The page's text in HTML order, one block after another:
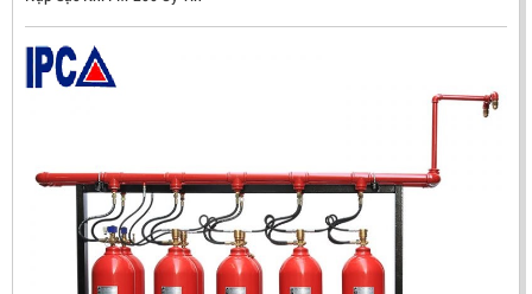
ĐẦU BÁO TIA LỬA IR3 RX500 CHỐNG CHÁY NỔ TIÊU
CHUẨN FM HÀN QUỐC